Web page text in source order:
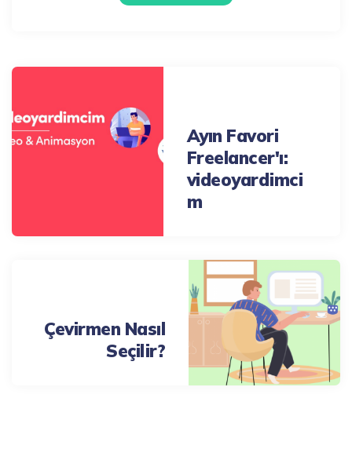
Post
Ayın Favori
Freelancer'ı:
videoyardimci
m
Çevirmen Nasıl
Seçilir?